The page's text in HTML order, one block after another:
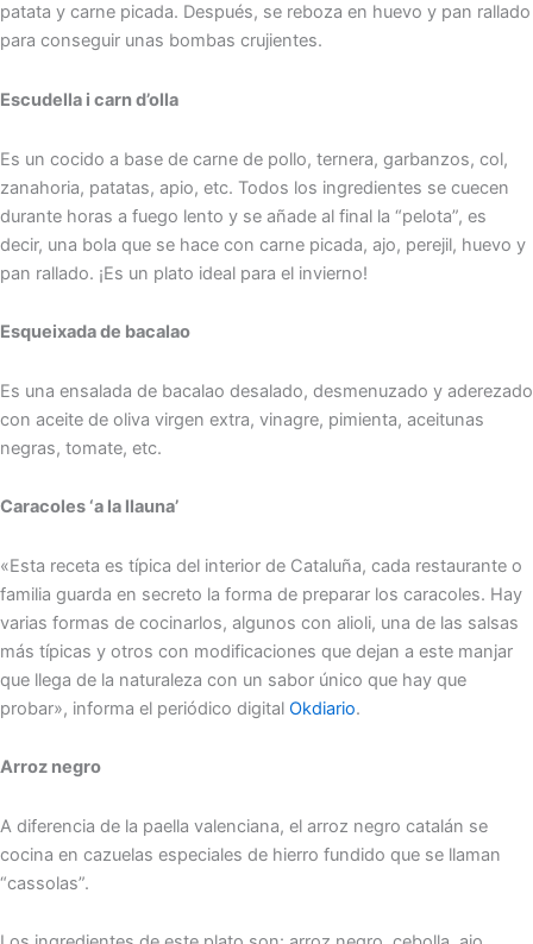
patata y carne picada. Después, se reboza en huevo y pan rallado
para conseguir unas bombas crujientes.
Escudella i carn d’olla
Es un cocido a base de carne de pollo, ternera, garbanzos, col,
zanahoria, patatas, apio, etc. Todos los ingredientes se cuecen
durante horas a fuego lento y se añade al final la “pelota”, es
decir, una bola que se hace con carne picada, ajo, perejil, huevo y
pan rallado. ¡Es un plato ideal para el invierno!
Esqueixada de bacalao
Es una ensalada de bacalao desalado, desmenuzado y aderezado
con aceite de oliva virgen extra, vinagre, pimienta, aceitunas
negras, tomate, etc.
Caracoles ‘a la llauna’
«Esta receta es típica del interior de Cataluña, cada restaurante o
familia guarda en secreto la forma de preparar los caracoles. Hay
varias formas de cocinarlos, algunos con alioli, una de las salsas
más típicas y otros con modificaciones que dejan a este manjar
que llega de la naturaleza con un sabor único que hay que
probar», informa el periódico digital Okdiario.
Arroz negro
A diferencia de la paella valenciana, el arroz negro catalán se
cocina en cazuelas especiales de hierro fundido que se llaman
“cassolas”.